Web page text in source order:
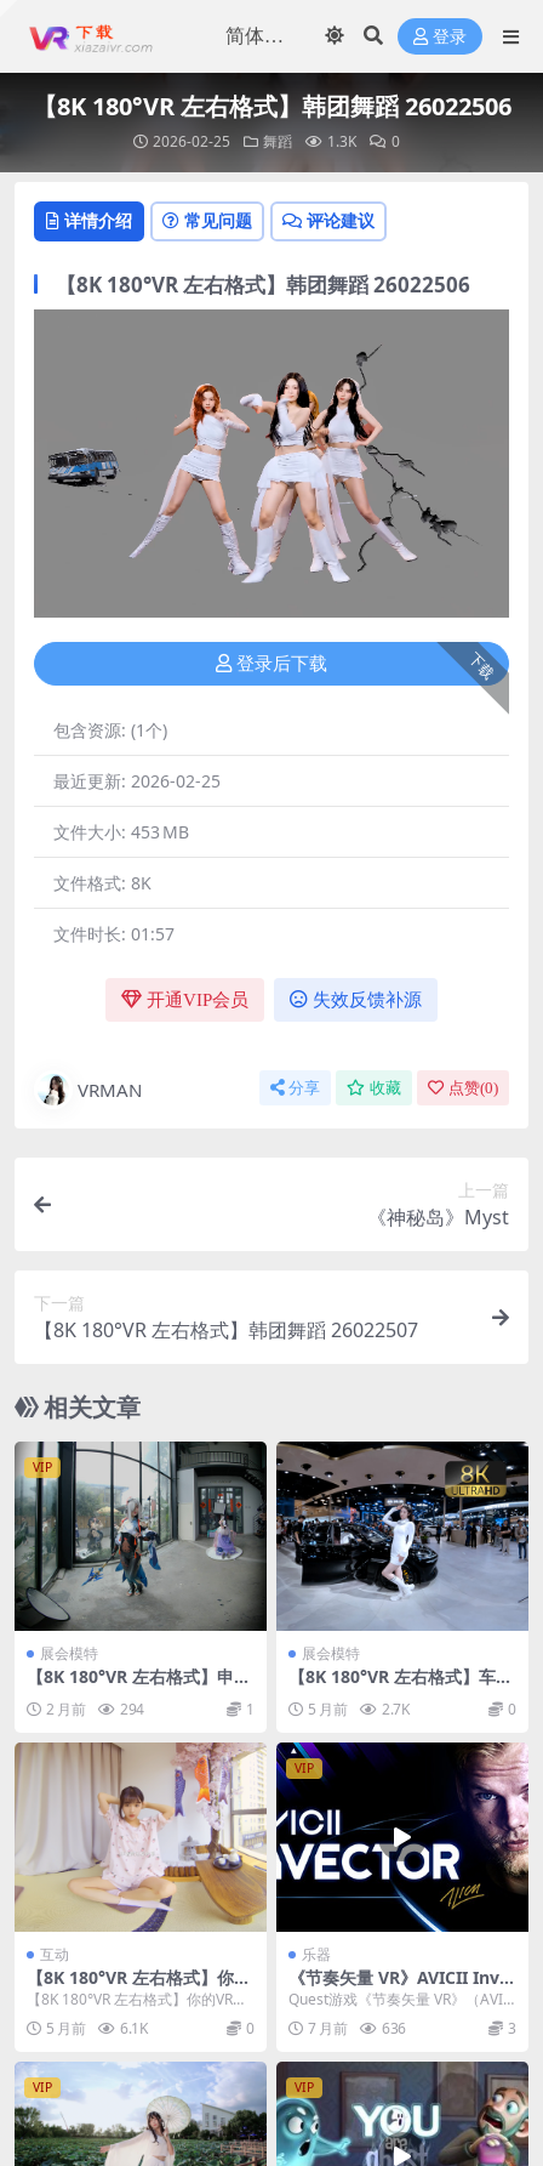
登录
【8K 180°VR 左右格式】韩团舞蹈 26022506
2026-02-25 舞蹈 1.3K 0
详情介绍 常见问题 评论建议
【8K 180°VR 左右格式】韩团舞蹈 26022506
下载
登录后下载
包含资源: (1个)
最近更新: 2026-02-25
文件大小: 453 MB
文件格式: 8K
文件时长: 01:57
开通VIP会员 失效反馈补源
VRMAN 分享 收藏 点赞(0)
上一篇
《神秘岛》Myst
下一篇
【8K 180°VR 左右格式】韩团舞蹈 26022507
相关文章
VIP
展会模特
【8K 180°VR 左右格式】申鹤
2 月前 294 1
展会模特
【8K 180°VR 左右格式】车展
5 月前 2.7K 0
互动
【8K 180°VR 左右格式】你的
VR女友
【8K 180°VR 左右格式】你的VR女
友
5 月前 6.1K 0
VIP
乐器
《节奏矢量 VR》AVICII Inve
ctor v1.58
Quest游戏《节奏矢量 VR》（AVIC
II Invector）是一款致敬已故...
7 月前 636 3
VIP VIP